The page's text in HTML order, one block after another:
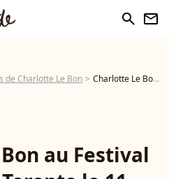
search newsletter
de Charlotte Le Bon Charlotte Le Bon au Festival du film de Toronto le 11 septembre 2016 - Photo
au Festival